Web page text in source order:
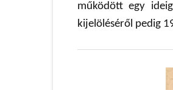
működött egy
kijelöléséről pedig